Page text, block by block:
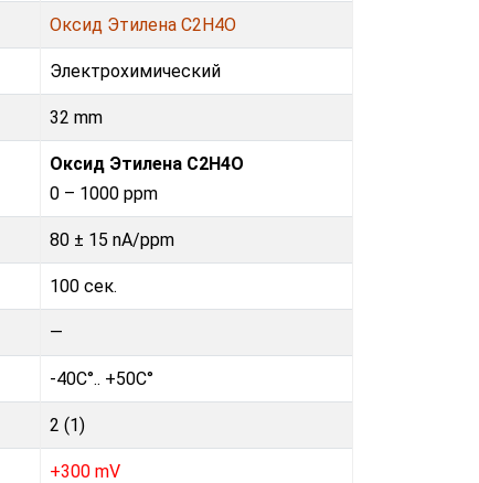
Оксид Этилена С2H4O
Электрохимический
32 mm
Оксид Этилена С2H4O
0 – 1000 ppm
80 ± 15 nA/ppm
100 сек.
—
-40C°.. +50C°
2 (1)
+300 mV